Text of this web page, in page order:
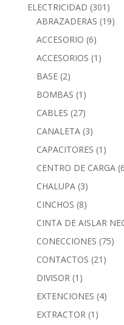
ELECTRICIDAD (301)
ABRAZADERAS (19)
ACCESORIO (6)
ACCESORIOS (1)
BASE (2)
BOMBAS (1)
CABLES (27)
CANALETA (3)
CAPACITORES (1)
CENTRO DE CARGA
CHALUPA (3)
CINCHOS (8)
CINTA DE AISLAR
CONECCIONES (75)
CONTACTOS (21)
DIVISOR (1)
EXTENCIONES (4)
EXTRACTOR (1)